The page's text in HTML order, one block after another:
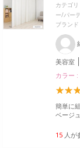
カテゴリ
ー/パー
ブランド
美容室
カラー :
簡単に
ベージ
15 人が